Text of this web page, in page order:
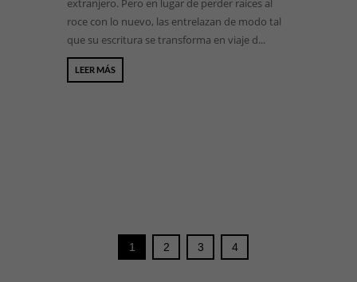
extranjero. Pero en lugar de perder raíces al
roce con lo nuevo, las entrelazan de modo tal
que su escritura se transforma en viaje d...
LEER MÁS
1 2 3 4